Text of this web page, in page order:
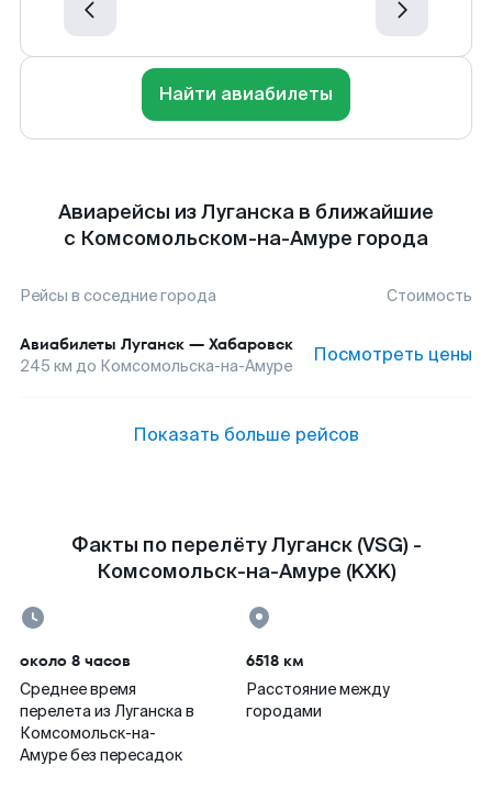
Найти авиабилеты
Авиарейсы из Луганска в ближайшие
с Комсомольском-на-Амуре города
Рейсы в соседние города Стоимость
Авиабилеты Луганск — Хабаровск
245 км до Комсомольска-на-Амуре Посмотреть цены
Показать больше рейсов
Факты по перелёту Луганск (VSG) -
Комсомольск-на-Амуре (KXK)
около 8 часов
Среднее время
перелета из Луганска в
Комсомольск-на-
Амуре без пересадок
6518 км
Расстояние между
городами